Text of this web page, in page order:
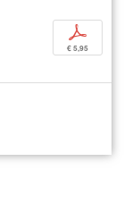
p
€ 5,95